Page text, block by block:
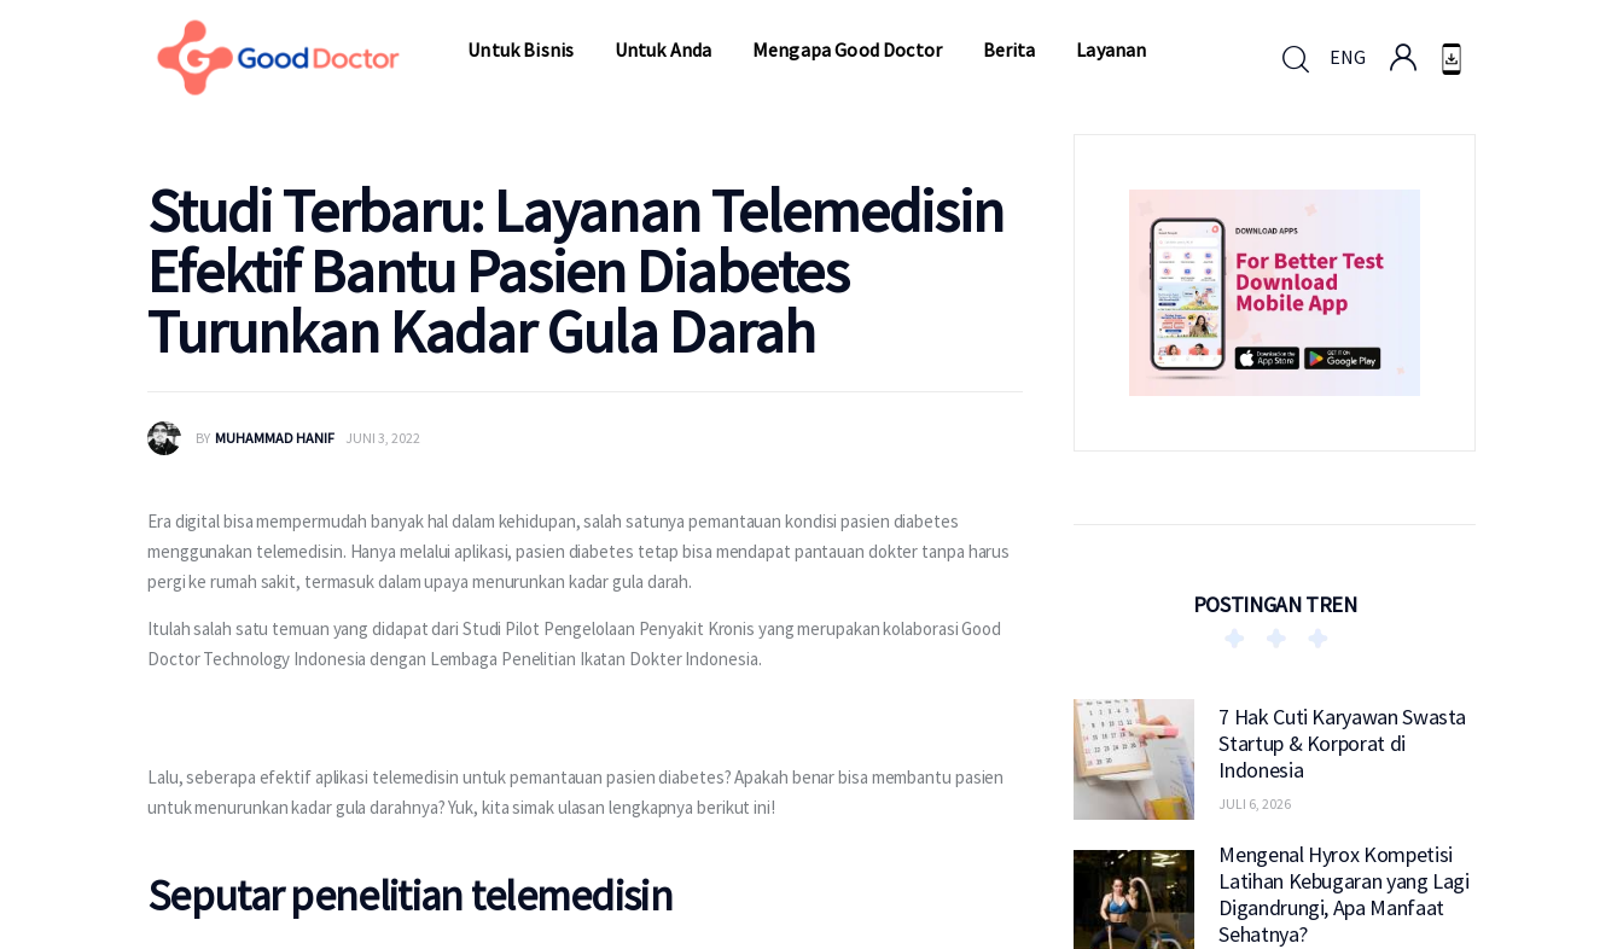
Untuk Bisnis Untuk Anda Mengapa Good Doctor Berita Layanan ENG
Studi Terbaru: Layanan Telemedisin
Efektif Bantu Pasien Diabetes
Turunkan Kadar Gula Darah
BY MUHAMMAD HANIF JUNI 3, 2022
Era digital bisa mempermudah banyak hal dalam kehidupan, salah satunya pemantauan kondisi pasien diabetes
menggunakan telemedisin. Hanya melalui aplikasi, pasien diabetes tetap bisa mendapat pantauan dokter tanpa harus
pergi ke rumah sakit, termasuk dalam upaya menurunkan kadar gula darah.
Itulah salah satu temuan yang didapat dari Studi Pilot Pengelolaan Penyakit Kronis yang merupakan kolaborasi Good
Doctor Technology Indonesia dengan Lembaga Penelitian Ikatan Dokter Indonesia.
Lalu, seberapa efektif aplikasi telemedisin untuk pemantauan pasien diabetes? Apakah benar bisa membantu pasien
untuk menurunkan kadar gula darahnya? Yuk, kita simak ulasan lengkapnya berikut ini!
Seputar penelitian telemedisin
POSTINGAN TREN
7 Hak Cuti Karyawan Swasta
Startup & Korporat di
Indonesia
JULI 6, 2026
Mengenal Hyrox Kompetisi
Latihan Kebugaran yang Lagi
Digandrungi, Apa Manfaat
Sehatnya?